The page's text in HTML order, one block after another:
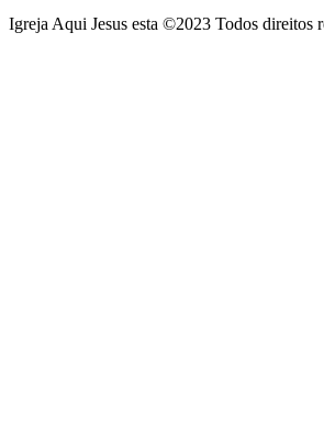
Igreja Aqui Jesus esta ©2023 Todos direitos